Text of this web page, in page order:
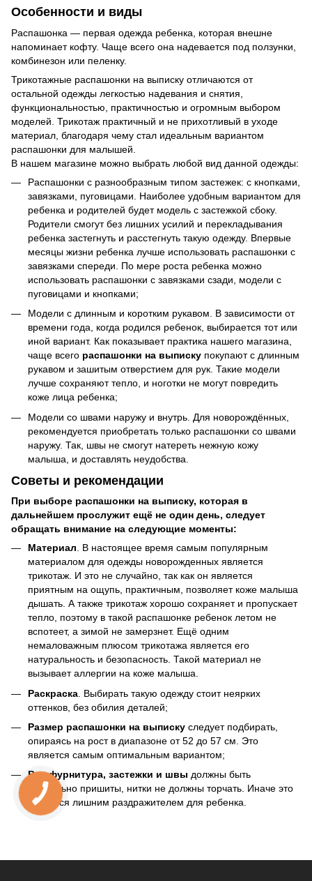
Особенности и виды
Распашонка — первая одежда ребенка, которая внешне
напоминает кофту. Чаще всего она надевается под ползунки,
комбинезон или пеленку.
Трикотажные распашонки на выписку отличаются от
остальной одежды легкостью надевания и снятия,
функциональностью, практичностью и огромным выбором
моделей. Трикотаж практичный и не прихотливый в уходе
материал, благодаря чему стал идеальным вариантом
распашонки для малышей.
В нашем магазине можно выбрать любой вид данной одежды:
Распашонки с разнообразным типом застежек: с кнопками,
завязками, пуговицами. Наиболее удобным вариантом для
ребенка и родителей будет модель с застежкой сбоку.
Родители смогут без лишних усилий и перекладывания
ребенка застегнуть и расстегнуть такую одежду. Впервые
месяцы жизни ребенка лучше использовать распашонки с
завязками спереди. По мере роста ребенка можно
использовать распашонки с завязками сзади, модели с
пуговицами и кнопками;
Модели с длинным и коротким рукавом. В зависимости от
времени года, когда родился ребенок, выбирается тот или
иной вариант. Как показывает практика нашего магазина,
чаще всего распашонки на выписку покупают с длинным
рукавом и зашитым отверстием для рук. Такие модели
лучше сохраняют тепло, и ноготки не могут повредить
коже лица ребенка;
Модели со швами наружу и внутрь. Для новорождённых,
рекомендуется приобретать только распашонки со швами
наружу. Так, швы не смогут натереть нежную кожу
малыша, и доставлять неудобства.
Советы и рекомендации
При выборе распашонки на выписку, которая в
дальнейшем прослужит ещё не один день, следует
обращать внимание на следующие моменты:
Материал . В настоящее время самым популярным
материалом для одежды новорожденных является
трикотаж. И это не случайно, так как он является
приятным на ощупь, практичным, позволяет коже малыша
дышать. А также трикотаж хорошо сохраняет и пропускает
тепло, поэтому в такой распашонке ребенок летом не
вспотеет, а зимой не замерзнет. Ещё одним
немаловажным плюсом трикотажа является его
натуральность и безопасность. Такой материал не
вызывает аллергии на коже малыша.
Раскраска . Выбирать такую одежду стоит неярких
оттенков, без обилия деталей;
Размер распашонки на выписку следует подбирать,
опираясь на рост в диапазоне от 52 до 57 см. Это
является самым оптимальным вариантом;
Вся фурнитура, застежки и швы должны быть
тщательно пришиты, нитки не должны торчать. Иначе это
является лишним раздражителем для ребенка.